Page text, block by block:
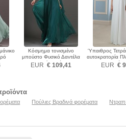
Κόσμημα τονισμένο
μπούστο Φυσικό Δαντέλα
Βραδινά φορέματα
EUR € 109,41
Ύπαιθρος
αυτοκρατορία
EUR €
Πούλιες Βραδινά φορέματα